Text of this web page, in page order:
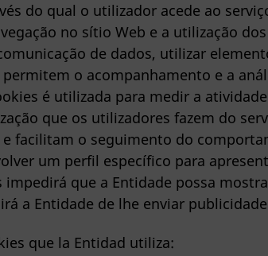
do qual o utilizador acede ao
no sítio Web e a utilização
de dados, utilizar
permitem o acompanhamento e a
é utilizada para medir a
que os utilizadores fazem do
facilitam o seguimento do
um perfil específico para
que a Entidade possa
a Entidade de lhe enviar
que la Entidad utiliza: